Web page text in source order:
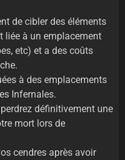
de cibler des éléments
liée à un emplacement
etc) et a des coûts
à des emplacements
Infernales.
définitivement une
mort lors de
cendres après avoir